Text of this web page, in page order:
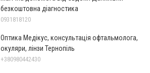
безкоштовна діагностика
0931818120
Оптика Медікус, консультація офтальмолога,
окуляри, лінзи Тернопіль
+380980442430